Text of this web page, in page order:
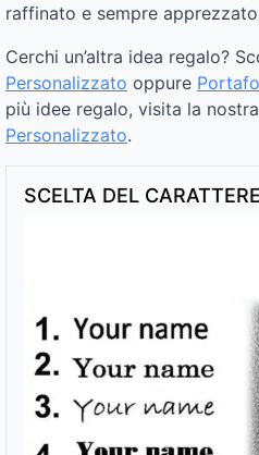
raffinato e sempre
Cerchi un’altra idea regalo?
Personalizzato oppure
più idee regalo, visita la
Personalizzato.
SCELTA DEL CARATTERE